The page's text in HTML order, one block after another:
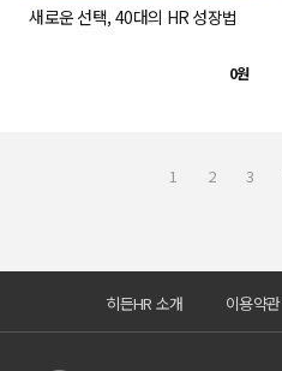
새로운 선택, 40대의 HR 성장법
0원
1 2 3
히든HR 소개 이용약관